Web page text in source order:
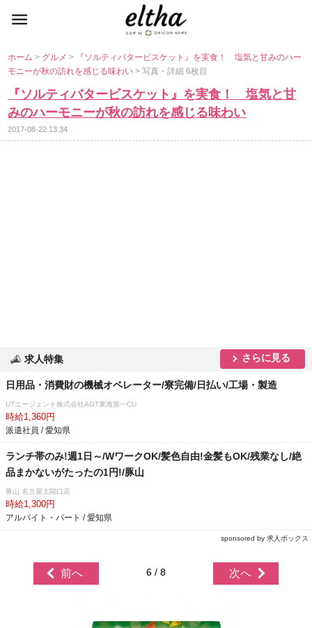
ホーム> グルメ>
『ソルティバタービスケット』を実食！ 塩気と甘みのハー
モニーが秋の訪れを感じる味わい> 写真・詳細 6枚目
『ソルティバタービスケット』を実食！ 塩気と甘
みのハーモニーが秋の訪れを感じる味わい
2017-08-22 13:34
求人特集 さらに見る
日用品・消費財の機械オペレーター/寮完備/日払い/工場・製造
UTエージェント株式会社AGT東海第一CU
時給1,360円
派遣社員 / 愛知県
ランチ帯のみ!週1日～/WワークOK/髪色自由!金髪もOK/残業なし/絶
品まかないがたったの1円!/豚山
豚山 名古屋太閤口店
時給1,300円
アルバイト・パート / 愛知県
sponsored by 求人ボックス
前へ 6 / 8 次へ